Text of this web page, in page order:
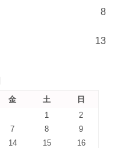
8
13
金 土
日
1
2
7 8
9
14 15
16